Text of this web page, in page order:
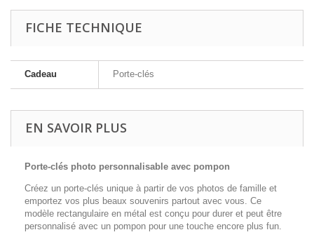
FICHE TECHNIQUE
Cadeau Porte-clés
EN SAVOIR PLUS
Porte-clés photo personnalisable avec pompon
Créez un porte-clés unique à partir de vos photos de famille et
emportez vos plus beaux souvenirs partout avec vous. Ce
modèle rectangulaire en métal est conçu pour durer et peut être
personnalisé avec un pompon pour une touche encore plus fun.